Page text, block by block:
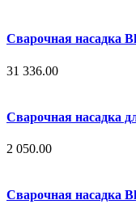
Сварочная насадка
31 336.00
Сварочная насадка
2 050.00
Сварочная насадка